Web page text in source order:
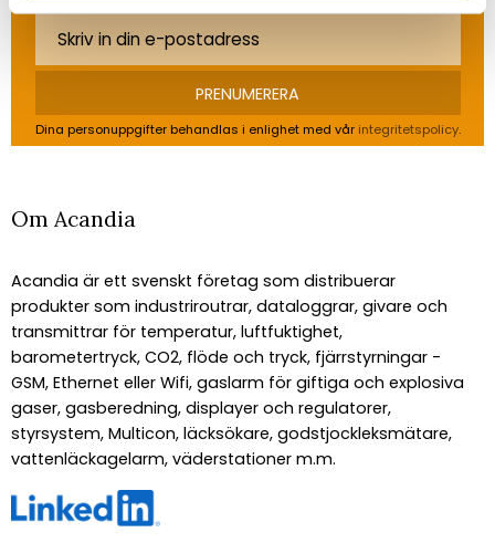
PRENUMERERA
Dina personuppgifter behandlas i enlighet med vår integritetspolicy.
Om Acandia
Acandia är ett svenskt företag som distribuerar
produkter som industriroutrar, dataloggrar, givare och
transmittrar för temperatur, luftfuktighet,
barometertryck, CO2, flöde och tryck, fjärrstyrningar -
GSM, Ethernet eller Wifi, gaslarm för giftiga och explosiva
gaser, gasberedning, displayer och regulatorer,
styrsystem, Multicon, läcksökare, godstjockleksmätare,
vattenläckagelarm, väderstationer m.m.